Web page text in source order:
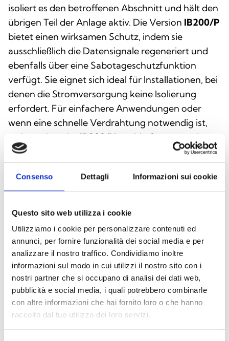
Consenso Dettagli Informazioni sui cookie
Questo sito web utilizza i cookie
Utilizziamo i cookie per personalizzare contenuti ed
annunci, per fornire funzionalità dei social media e per
analizzare il nostro traffico. Condividiamo inoltre
informazioni sul modo in cui utilizzi il nostro sito con i
nostri partner che si occupano di analisi dei dati web,
pubblicità e social media, i quali potrebbero combinarle
con altre informazioni che hai fornito loro o che hanno
raccolto dal tuo utilizzo dei loro servizi.
isoliert es den betroffenen Abschnitt und hält den
übrigen Teil der Anlage aktiv. Die Version IB200/P
bietet einen wirksamen Schutz, indem sie
ausschließlich die Datensignale regeneriert und
ebenfalls über eine Sabotageschutzfunktion
verfügt. Sie eignet sich ideal für Installationen, bei
denen die Stromversorgung keine Isolierung
erfordert. Für einfachere Anwendungen oder
wenn eine schnelle Verdrahtung notwendig ist,
steht zudem der IB200/U zur Verfügung – eine
kompakte Variante mit sichtbaren Klemmen, die
dennoch die Regenerierung der Datensignale
gewährleistet und eine stabile sowie zuverlässige
Kommunikation sicherstellt. Die
Isolationsfunktion ist bei beiden Versionen,
IB200/P und IB200/U, stets gewährleistet.
Dieses Produkt ist in folgenden
Ausführungen erhältlich